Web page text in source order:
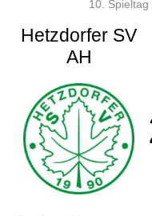
10.
Hetzdorfer SV
AH